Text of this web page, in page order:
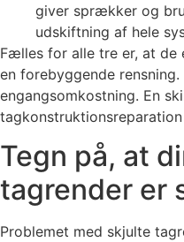
giver sprækker og
udskiftning af hele
Fælles for alle tre er, at de
en forebyggende
engangsomkostning. En
Tegn på, at
tagrender er
Problemet med skjulte